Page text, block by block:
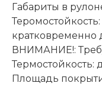
Габариты в
кратковременно
ВНИМАНИЕ!:
Термостойкость:
Площадь